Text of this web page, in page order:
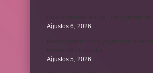
Ağustos 6, 2026
Ağustos 5, 2026